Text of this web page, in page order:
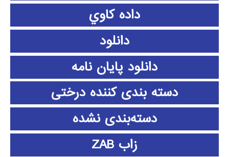
داده كاوي
دانلود
دانلود پايان نامه
دسته بندی کننده درختی
دسته‌بندی نشده
زاب ZAB